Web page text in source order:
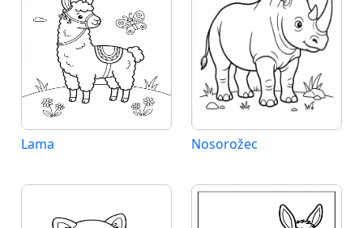
Lama Nosorožec